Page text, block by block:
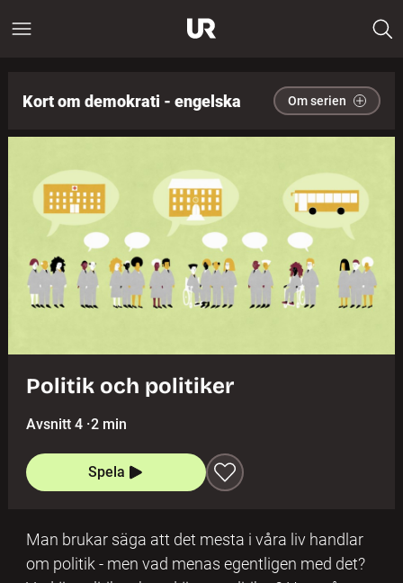
Kort om demokrati - engelska Om serien
Politik och politiker
Avsnitt 4 ·2 min
Spela
Man brukar säga att det mesta i våra liv handlar
om politik - men vad menas egentligen med det?